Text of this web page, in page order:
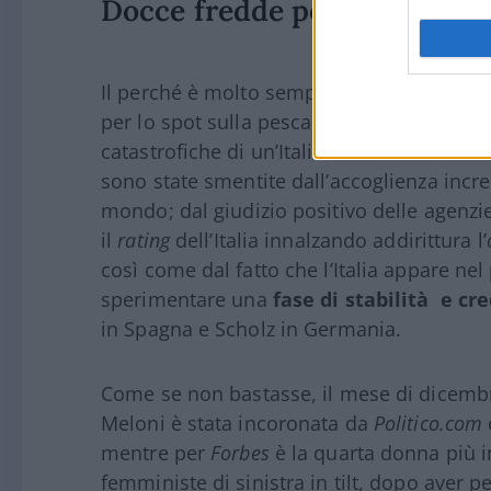
Docce fredde per il Pd
Il perché è molto semplice: sono alla
per lo spot sulla pesca di
– e
catastrofiche di un’Italia isolata nel
sono state smentite dall’accoglienza
mondo; dal giudizio positivo delle
il ratingdell’Italia innalzando addirittura l’
così come dal fatto che l’Italia appare
sperimentare una fase di stabilità e
in Spagna e Scholz in Germania.
Come se non bastasse, il mese di
Meloni è stata incoronata da Politico.com
mentre per Forbes è la quarta donna più
femministe di sinistra in tilt, dopo aver